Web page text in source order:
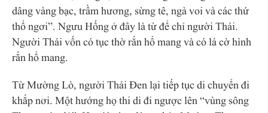
dâng vàng bạc, trầm hương, sừng tê, ngà voi và các thứ
thổ ngơi”. Ngưu Hống ở đây là từ để chỉ người Thái.
Người Thái vốn có tục thờ rắn hổ mang và có lá cờ hình
rắn hổ mang.
Từ Mường Lò, người Thái Đen lại tiếp tục di chuyển đi
khắp nơi. Một hướng họ thi di đi ngược lên “vùng sông